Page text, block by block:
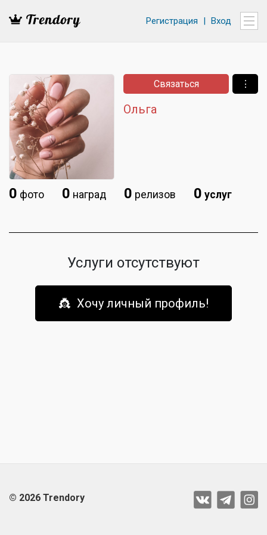
Регистрация | Вход
Ольга
Связаться ⋮
0 фото 0 наград 0 релизов 0 услуг
Услуги отсутствуют
👸 Хочу личный профиль!
© 2026 Trendory